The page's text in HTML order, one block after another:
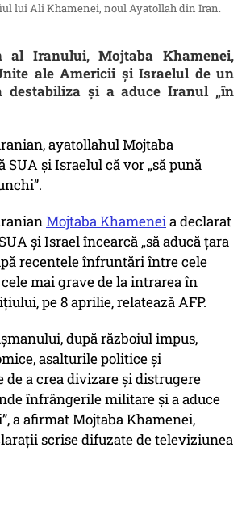
lui Ali Khamenei, noul Ayatollah din Iran.
al Iranului, Mojtaba Khamenei,
ale Americii și Israelul de un
destabiliza și a aduce Iranul „în
ayatollahul Mojtaba
SUA şi Israelul că vor „să pună
Mojtaba Khameneia declarat
şi Israel încearcă „să aducă ţara
recentele înfruntări între cele
mai grave de la intrarea în
pe 8 aprilie, relatează AFP.
după războiul impus,
asalturile politice şi
de a crea divizare şi distrugere
înfrângerile militare şi a aduce
a afirmat Mojtaba Khamenei,
scrise difuzate de televiziunea